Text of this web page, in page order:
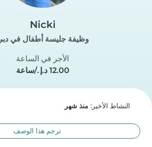
Nicki
وظيفة جليسة أطفال في
الأجر في الساعة
النشاط الأخير: منذ شهر
ترجم هذا الوصف